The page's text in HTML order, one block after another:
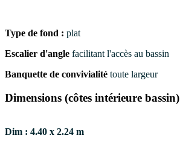
Type de fond : plat
Escalier d'angle facilitant l'accès au bassin
Banquette de convivialité toute largeur
Dimensions (côtes intérieure bassin)
Dim : 4.40 x 2.24 m